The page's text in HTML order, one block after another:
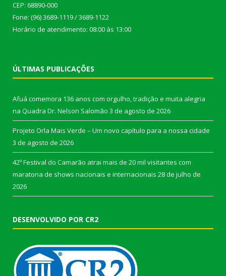
CEP: 68890-000
Fone: (96) 3689-1119 / 3689-1122
Horário de atendimento: 08:00 às 13:00
ÚLTIMAS PUBLICAÇÕES
Afuá comemora 136 anos com orgulho, tradição e muita alegria
na Quadra Dr. Nelson Salomão 3 de agosto de 2026
Projeto Orla Mais Verde – Um novo capítulo para a nossa cidade
3 de agosto de 2026
42º Festival do Camarão atrai mais de 20 mil visitantes com
maratona de shows nacionais e internacionais 28 de julho de
2026
DESENVOLVIDO POR CR2